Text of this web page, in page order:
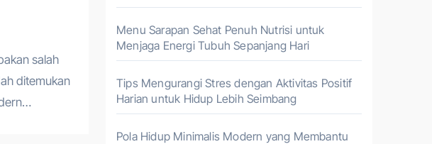
ditemukan
Menu Sarapan Sehat Penuh Nutrisi untuk
Menjaga Energi Tubuh Sepanjang Hari
Tips Mengurangi Stres dengan Aktivitas Positif
Harian untuk Hidup Lebih Seimbang
Pola Hidup Minimalis Modern yang Membantu